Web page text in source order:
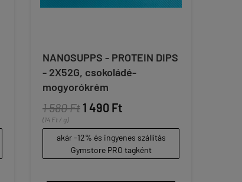
NANOSUPPS - PROTEIN DIPS
- 2X52G, csokoládé-
mogyorókrém
1 580 Ft 1 490 Ft
(14 Ft / g)
akár -12% és ingyenes szállítás
Gymstore PRO tagként